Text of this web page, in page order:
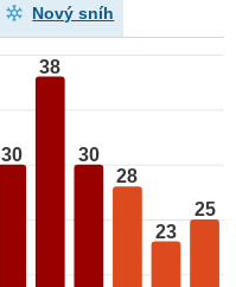
Nový sníh
30
38
30
28
23
25